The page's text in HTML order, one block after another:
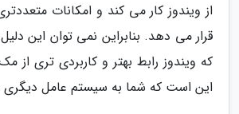
از ویندوز کار می کند و امکانات متعددتری
قرار می دهد. بنابراین نمی توان این
که ویندوز رابط بهتر و کاربردی تری از
این است که شما به سیستم عامل دیگری